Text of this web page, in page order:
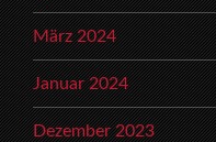
März 2024
Januar 2024
Dezember 2023